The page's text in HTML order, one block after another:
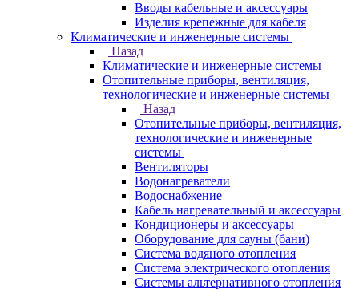
Вводы кабельные и аксессуары
Изделия крепежные для кабеля
Климатические и инженерные системы
Назад
Климатические и инженерные системы
Отопительные приборы, вентиляция,
технологические и инженерные системы
Назад
Отопительные приборы, вентиляция,
технологические и инженерные
системы
Вентиляторы
Водонагреватели
Водоснабжение
Кабель нагревательный и аксессуары
Кондиционеры и аксессуары
Оборудование для сауны (бани)
Система водяного отопления
Система электрического отопления
Системы альтернативного отопления